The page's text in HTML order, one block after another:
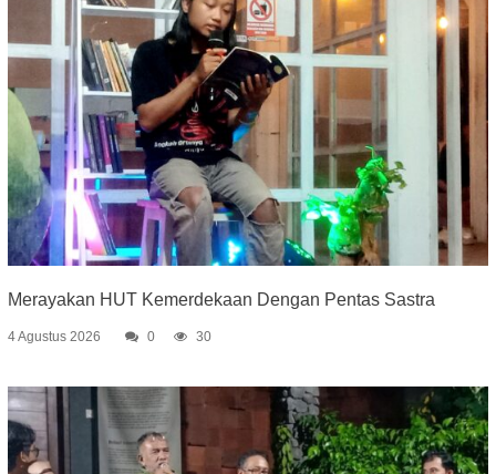
Merayakan HUT Kemerdekaan Dengan Pentas Sastra
4 Agustus 2026 0 30